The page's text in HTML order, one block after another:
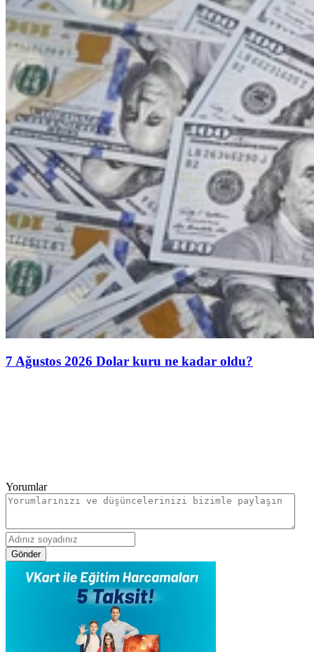
7 Ağustos 2026 Dolar kuru ne kadar oldu?
Yorumlar
Gönder